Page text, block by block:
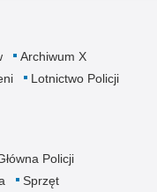
Archiwum X
Lotnictwo Policji
Policji
Sprzęt